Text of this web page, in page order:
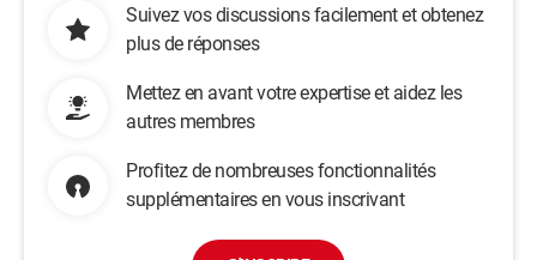
Suivez vos discussions facilement et obtenez
plus de réponses
Mettez en avant votre expertise et aidez les
autres membres
Profitez de nombreuses fonctionnalités
supplémentaires en vous inscrivant